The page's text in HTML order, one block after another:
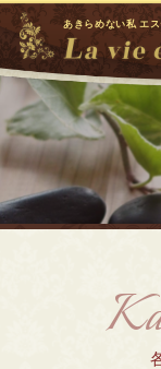
あきらめない私 エ